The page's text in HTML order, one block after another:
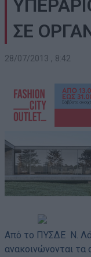
ΣΕ
28/07/2013 , 8:42
Από το ΠΥΣΔΕ Ν.
ανακοινώνονται